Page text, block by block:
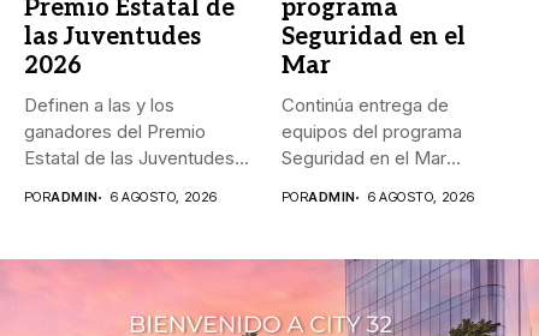
Premio Estatal de
las Juventudes
2026
Definen a las y los
ganadores del Premio
Estatal de las Juventudes...
PORADMIN 6 AGOSTO, 2026
programa
Seguridad en el
Mar
Continúa entrega de
equipos del programa
Seguridad en el Mar
PORADMIN 6 AGOSTO, 2026